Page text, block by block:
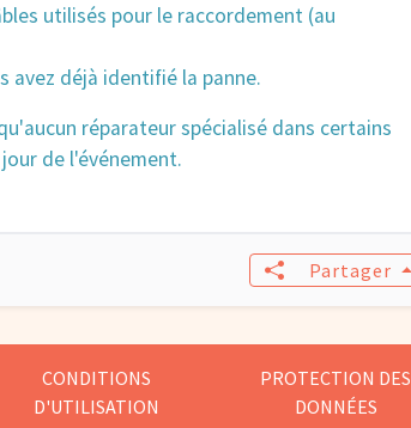
utilisés pour le raccordement (au
avez déjà identifié la panne.
réparateur spécialisé dans certains
de l'événement.
Partager
CONDITIONS
D'UTILISATION
PROTECTION DES
DONNÉES